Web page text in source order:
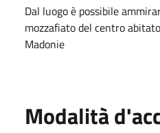
Dal luogo è possibile
mozzafiato del centro
Madonie
Modalità